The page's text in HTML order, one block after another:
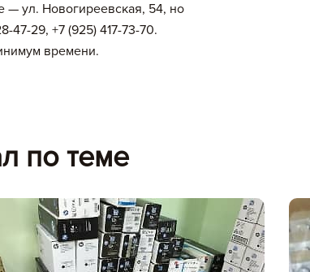
— ул. Новогиреевская, 54, но
47-29, +7 (925) 417-73-70.
времени.
по теме